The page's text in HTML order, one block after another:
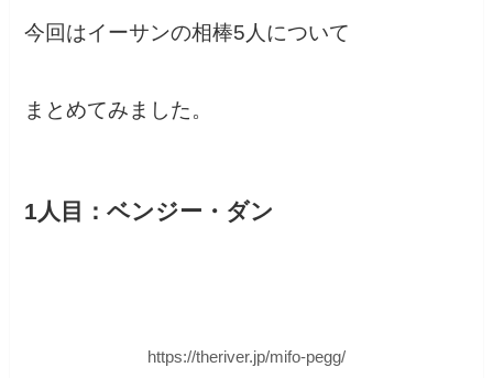
今回はイーサンの相棒5人について
まとめてみました。
1人目：ベンジー・ダン
https://theriver.jp/mifo-pegg/